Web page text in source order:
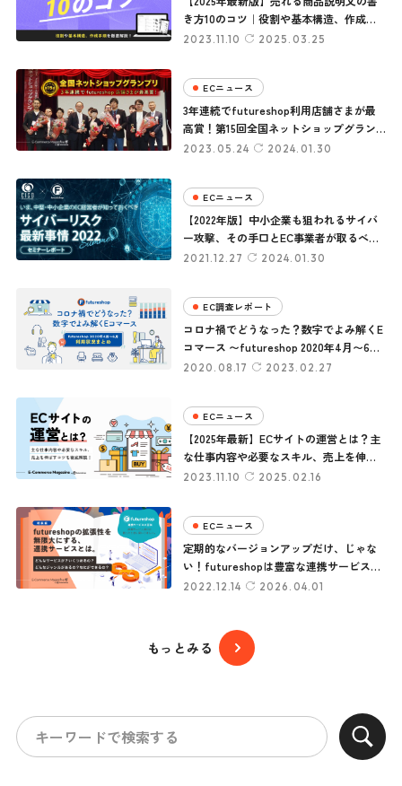
2023.11.10 2025.03.25
き方10のコツ｜役割や基本構造、作成手
順を徹底解説！
ECニュース
2023.05.24 2024.01.30
3年連続でfutureshop利用店舗さまが最
高賞！第15回全国ネットショップグラン
プリ
ECニュース
2021.12.27 2024.01.30
【2022年版】中小企業も狙われるサイバ
ー攻撃、その手口とEC事業者が取るべき
対策とは？セキュリティの専門家が解説
EC調査レポート
2020.08.17 2023.02.27
コロナ禍でどうなった？数字でよみ解くE
コマース 〜futureshop 2020年4月〜6月
利用状況まとめ〜
ECニュース
2023.11.10 2025.02.16
【2025年最新】ECサイトの運営とは？主
な仕事内容や必要なスキル、売上を伸ば
すコツを徹底解説！
ECニュース
2022.12.14 2026.04.01
定期的なバージョンアップだけ、じゃな
い！futureshopは豊富な連携サービスで
拡張性は無限大。
もっとみる